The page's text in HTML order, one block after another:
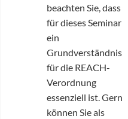
beachten Sie, dass
für dieses Seminar
ein
Grundverständnis
für die REACH-
Verordnung
essenziell ist. Gern
können Sie als